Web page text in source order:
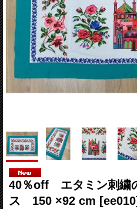
40％off エタミン刺繍
ス 150 ×92 cm